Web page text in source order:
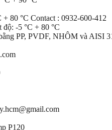
80 °C Contact : 0932-600-412
-5 °C + 80 °C
PP, PVDF, NHÔM và AISI
P120